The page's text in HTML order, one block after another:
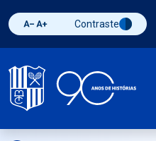
Diminuir fonte
Aumentar fonteAlternar contraste
Contraste